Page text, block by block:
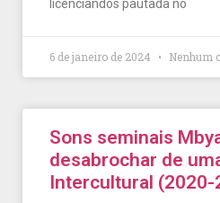
licenciandos pautada no
6 de janeiro de 2024 Nenhum
Sons seminais
desabrochar de
Intercultural (2020-